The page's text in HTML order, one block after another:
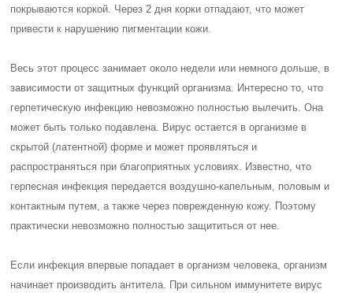
покрываются коркой. Через 2 дня корки отпадают, что может
привести к нарушению пигментации кожи.
Весь этот процесс занимает около недели или немного дольше, в
зависимости от защитных функций организма. Интересно то, что
герпетическую инфекцию невозможно полностью вылечить. Она
может быть только подавлена. Вирус остается в организме в
скрытой (латентной) форме и может проявляться и
распространяться при благоприятных условиях. Известно, что
герпесная инфекция передается воздушно-капельным, половым и
контактным путем, а также через поврежденную кожу. Поэтому
практически невозможно полностью защититься от нее.
Если инфекция впервые попадает в организм человека, организм
начинает производить антитела. При сильном иммунитете вирус